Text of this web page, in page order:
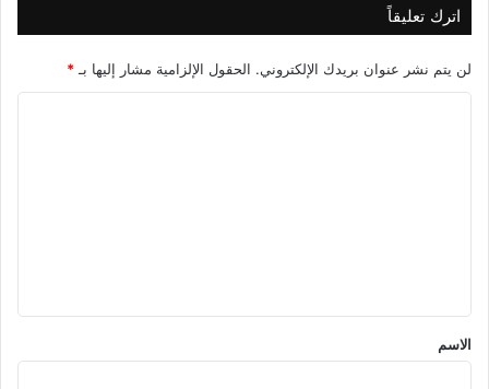
اترك تعليقاً
لن يتم نشر عنوان بريدك الإلكتروني. الحقول الإلزامية مشار إليها بـ *
*
الاسم